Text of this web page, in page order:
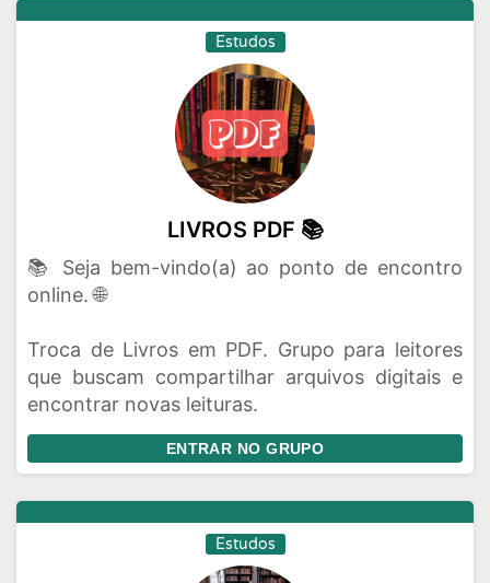
Estudos
LIVROS PDF 📚
📚 Seja bem-vindo(a) ao ponto de encontro
online. 🌐
Troca de Livros em PDF. Grupo para leitores
que buscam compartilhar arquivos digitais e
encontrar novas leituras.
ENTRAR NO GRUPO
Estudos